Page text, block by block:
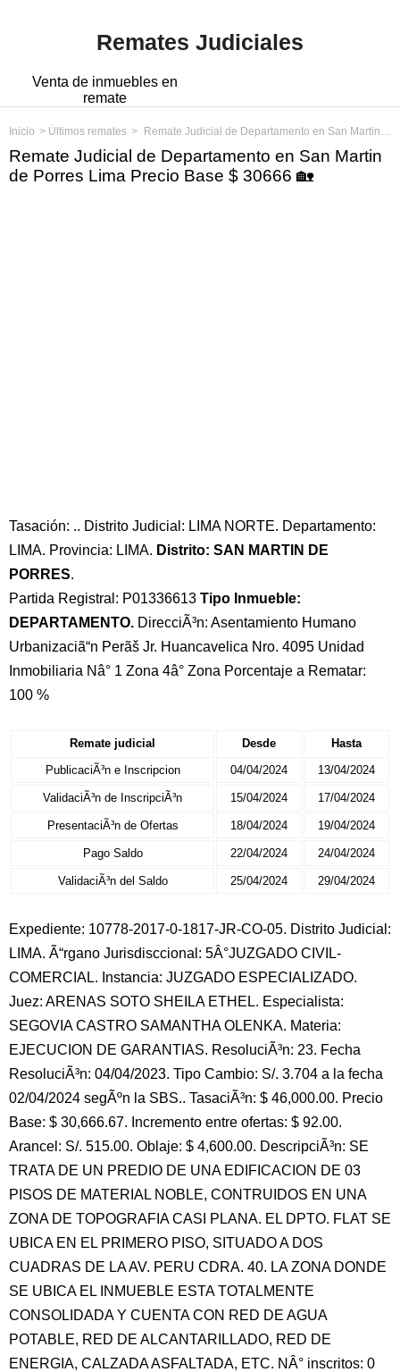
Remates Judiciales
Venta de inmuebles en
remate
Inicio Últimos remates Remate Judicial de Departamento en San Martin de Porres Lima Precio Base $ 30666
Remate Judicial de Departamento en San Martin
de Porres Lima Precio Base $ 30666 🏡
Tasación: .. Distrito Judicial: LIMA NORTE. Departamento:
LIMA. Provincia: LIMA. Distrito: SAN MARTIN DE
PORRES.
Partida Registral: P01336613 Tipo Inmueble:
DEPARTAMENTO. DirecciÃ³n: Asentamiento Humano
Urbanizaciã“n Perãš Jr. Huancavelica Nro. 4095 Unidad
Inmobiliaria Nâ° 1 Zona 4â° Zona Porcentaje a Rematar:
100 %
Remate judicial Desde
Hasta
PublicaciÃ³n e Inscripcion
04/04/2024 13/04/2024
ValidaciÃ³n de InscripciÃ³n 15/04/2024 17/04/2024
PresentaciÃ³n de Ofertas 18/04/2024 19/04/2024
Pago Saldo 22/04/2024 24/04/2024
ValidaciÃ³n del Saldo 25/04/2024 29/04/2024
Expediente: 10778-2017-0-1817-JR-CO-05. Distrito Judicial:
LIMA. Ã“rgano Jurisdisccional: 5Â°JUZGADO CIVIL-
COMERCIAL. Instancia: JUZGADO ESPECIALIZADO.
Juez: ARENAS SOTO SHEILA ETHEL. Especialista:
SEGOVIA CASTRO SAMANTHA OLENKA. Materia:
EJECUCION DE GARANTIAS. ResoluciÃ³n: 23. Fecha
ResoluciÃ³n: 04/04/2023. Tipo Cambio: S/. 3.704 a la fecha
02/04/2024 segÃºn la SBS.. TasaciÃ³n: $ 46,000.00. Precio
Base: $ 30,666.67. Incremento entre ofertas: $ 92.00.
Arancel: S/. 515.00. Oblaje: $ 4,600.00. DescripciÃ³n: SE
TRATA DE UN PREDIO DE UNA EDIFICACION DE 03
PISOS DE MATERIAL NOBLE, CONTRUIDOS EN UNA
ZONA DE TOPOGRAFIA CASI PLANA. EL DPTO. FLAT SE
UBICA EN EL PRIMERO PISO, SITUADO A DOS
CUADRAS DE LA AV. PERU CDRA. 40. LA ZONA DONDE
SE UBICA EL INMUEBLE ESTA TOTALMENTE
CONSOLIDADA Y CUENTA CON RED DE AGUA
POTABLE, RED DE ALCANTARILLADO, RED DE
ENERGIA, CALZADA ASFALTADA, ETC. NÂ° inscritos: 0